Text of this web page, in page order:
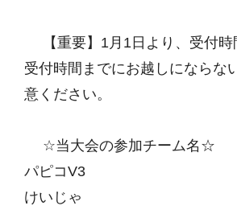
【重要】1月1日より、受付
受付時間までにお越しにならな
意ください。
☆当大会の参加チーム名☆
パピコV3
けいじゃ